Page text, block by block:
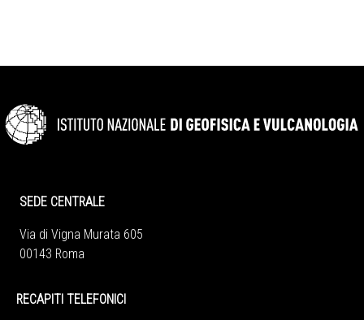
SEDE CENTRALE
Via di Vigna Murata 605
00143 Roma
RECAPITI TELEFONICI